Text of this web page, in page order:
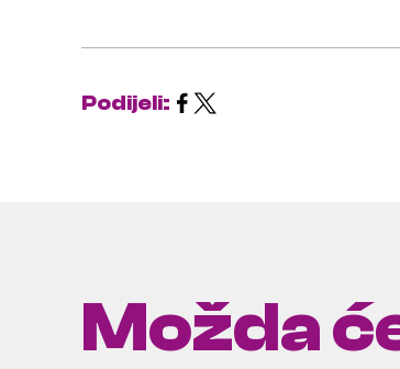
Podijeli:
Možda